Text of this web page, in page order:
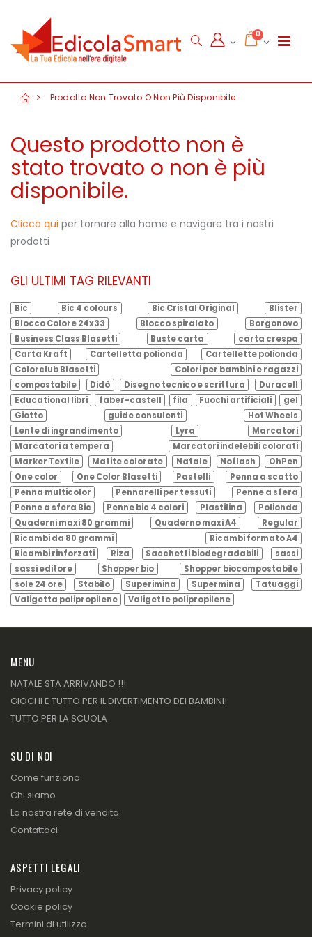
0
Prodotto Non Trovato O Non Più Disponibile
Questo prodotto non è
stato trovato o non è più
disponibile.
Clicca qui per tornare alla home e navigare tra i nostri
prodotti
GLI ULTIMI TAG RILEVANTI
Bic Bic 4 colours Bic Cristal Original
Blister
Blocco Colore 24x33
Blocco spiralato
Borgonovo
Business Class Blasetti
Buste carta
carta crespa
Carta Kraft
Cartelletta polionda
Cartellette polionda
Colorclub Blasetti
Colori per bambini e ragazzi
compostabile
Didò Disegno tecnico e scrittura
Duracell
Educational libri
faber-castell fila Fuochi artificiali
gel
Giotto
guide consulenti
Hot Wheels
Lente di ingrandimento
Lyra
Marcatori
Marcatori a tempera
Marcatori indelebili colorati
Marker Textile
Matite colorate Natale Noflash
OhPen
One color
One Color Blasetti Pastelli
Penna a scatto
Penna multicolor
Pennarelli per tessuti
Penne a sfera
Penne a sfera Bic
Penne bic 4 colori Plastilina
Polionda
Quaderni maxi 80 grammi
Quaderno maxi A4
Regular
Ricambi da 80 grammi
Ricambi formato A4
Ricambi rinforzati
Riza Sacchetti biodegradabili
sassi
sassi editore
Shopper bio
Shopper biocompostabile
sole 24 ore
Stabilo Superimina Supermina
Tatuaggi
Valigetta polipropilene
Valigette polipropilene
MENU
NATALE STA ARRIVANDO !!!
GIOCHI E TUTTO PER IL DIVERTIMENTO DEI BAMBINI!
TUTTO PER LA SCUOLA
SU DI NOI
Come funziona
Chi siamo
La nostra rete di vendita
Contattaci
ASPETTI LEGALI
Privacy policy
Cookie policy
Termini di utilizzo